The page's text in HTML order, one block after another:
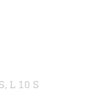
L 10 S